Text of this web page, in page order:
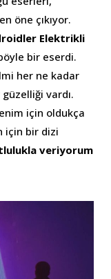
öne çıkıyor.
Elektrikli
bir eserdi.
her ne kadar
vardı.
için oldukça
için bir dizi
veriyorum